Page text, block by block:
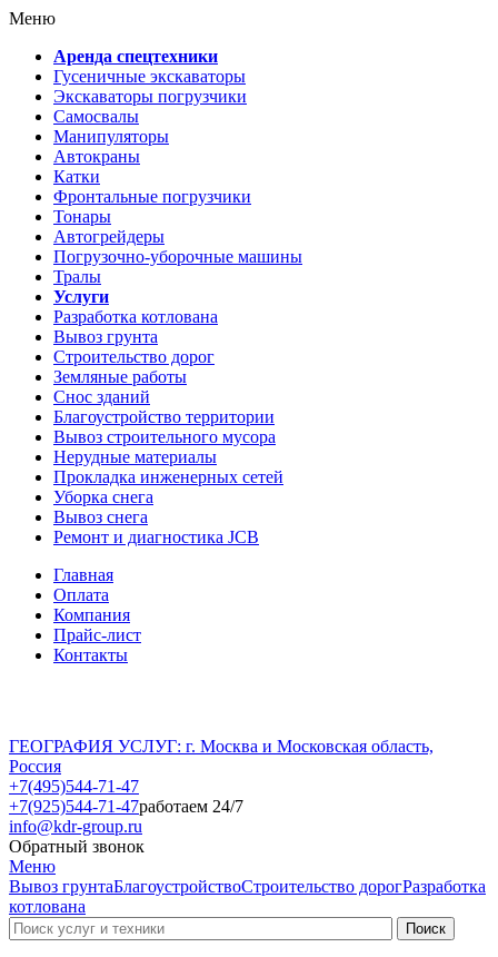
Меню
Аренда спецтехники
Гусеничные экскаваторы
Экскаваторы погрузчики
Самосвалы
Манипуляторы
Автокраны
Катки
Фронтальные погрузчики
Тонары
Автогрейдеры
Погрузочно-уборочные машины
Тралы
Услуги
Разработка котлована
Вывоз грунта
Строительство дорог
Земляные работы
Снос зданий
Благоустройство территории
Вывоз строительного мусора
Нерудные материалы
Прокладка инженерных сетей
Уборка снега
Вывоз снега
Ремонт и диагностика JCB
Главная
Оплата
Компания
Прайс-лист
Контакты
ГЕОГРАФИЯ УСЛУГ: г. Москва и Московская область,
Россия
+7(495)544-71-47
+7(925)544-71-47работаем 24/7
info@kdr-group.ru
Обратный звонок
Меню
Вывоз грунтаБлагоустройствоСтроительство дорогРазработка
котлована